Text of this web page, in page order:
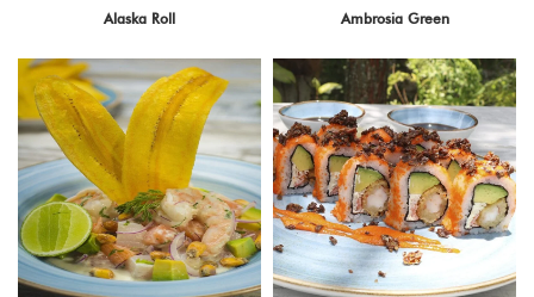
Alaska Roll Ambrosia Green